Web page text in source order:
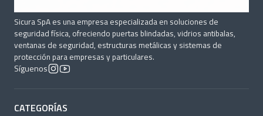
Sicura SpA es una empresa especializada en soluciones de
seguridad física, ofreciendo puertas blindadas, vidrios antibalas,
ventanas de seguridad, estructuras metálicas y sistemas de
protección para empresas y particulares.
Síguenos
CATEGORÍAS